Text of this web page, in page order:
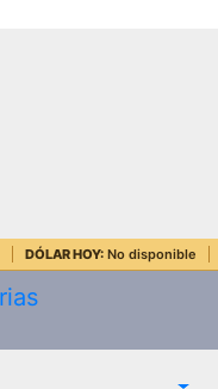
DÓLAR HOY: No disponible